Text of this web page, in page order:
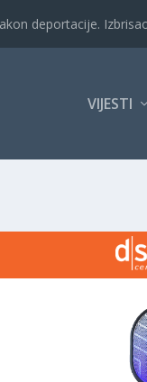
deportacije.
VIJESTI